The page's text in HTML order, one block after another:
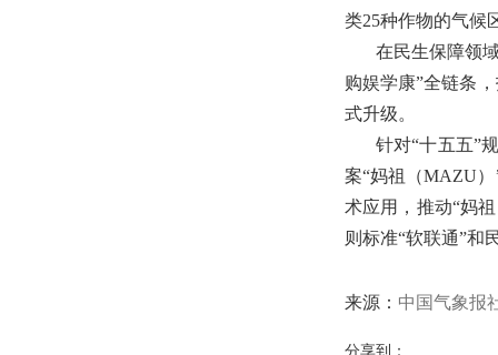
类25种作物的气候
在民生保障领
购娱学康”全链条
式升级。
针对“十五五”
案“妈祖（MAZU
术应用，推动“妈
则标准“软联通”和
来源： 中国气象报
分享到：